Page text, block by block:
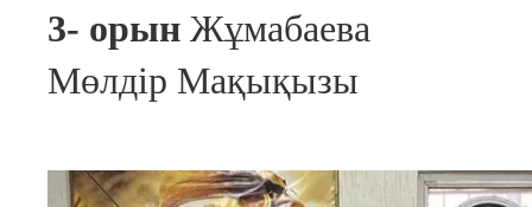
3- орын Жұмабаева
Мөлдір Мақықызы